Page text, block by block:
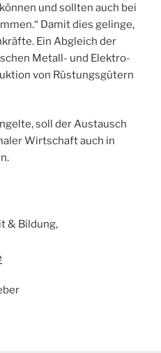
und sollten auch bei
Damit dies gelinge,
Ein Abgleich der
Metall- und Elektro-
von Rüstungsgütern
soll der Austausch
Wirtschaft auch in
& Bildung,